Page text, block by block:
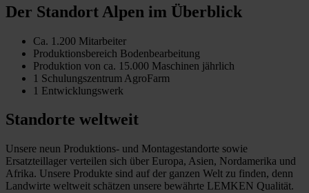
Der Standort Alpen im Überblick
Ca. 1.200 Mitarbeiter
Produktionsbereich Bodenbearbeitung
Produktion von ca. 15.000 Maschinen jährlich
1 Schulungszentrum AgroFarm
1 Entwicklungswerk
Standorte weltweit
Unsere neun Produktions- und Montagestandorte sowie
Ersatzteillager verteilen sich über Europa, Asien, Nordamerika und
Afrika. Unsere Produkte sind auf der ganzen Welt zu finden, denn
Landwirte weltweit schätzen unsere bewährte LEMKEN Qualität.